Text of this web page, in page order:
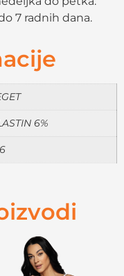
7 radnih dana.
6%